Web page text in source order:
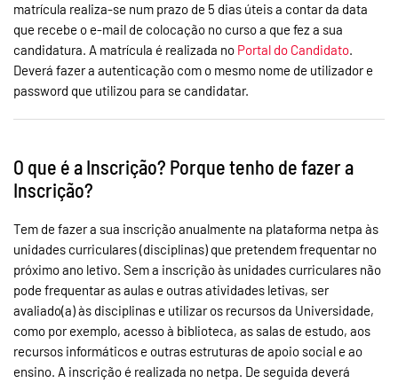
matrícula realiza-se num prazo de 5 dias úteis a contar da data
que recebe o e-mail de colocação no curso a que fez a sua
candidatura. A matrícula é realizada no Portal do Candidato.
Deverá fazer a autenticação com o mesmo nome de utilizador e
password que utilizou para se candidatar.
O que é a Inscrição? Porque tenho de fazer a
Inscrição?
Tem de fazer a sua inscrição anualmente na plataforma netpa às
unidades curriculares (disciplinas) que pretendem frequentar no
próximo ano letivo. Sem a inscrição às unidades curriculares não
pode frequentar as aulas e outras atividades letivas, ser
avaliado(a) às disciplinas e utilizar os recursos da Universidade,
como por exemplo, acesso à biblioteca, as salas de estudo, aos
recursos informáticos e outras estruturas de apoio social e ao
ensino. A inscrição é realizada no netpa. De seguida deverá